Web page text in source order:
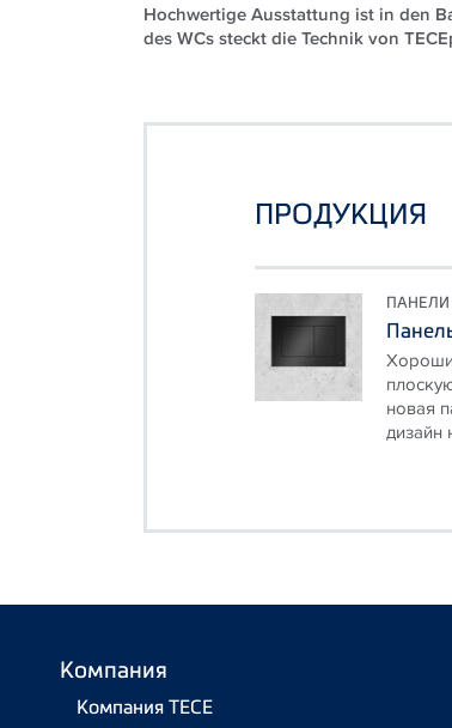
Hochwertige Ausstattung ist in den
des WCs steckt die Technik von
ПРОДУКЦИЯ
новая
дизайн
Компания
Компания TECE